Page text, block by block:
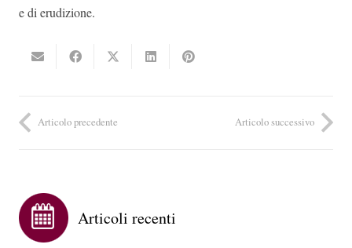
e di erudizione.
Articolo precedente Articolo successivo
Articoli recenti